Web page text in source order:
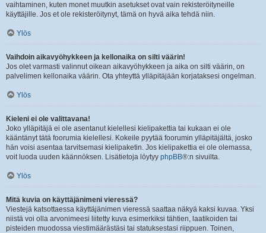
vaihtaminen, kuten monet muutkin asetukset ovat vain rekisteröityneille
käyttäjille. Jos et ole rekisteröitynyt, tämä on hyvä aika tehdä niin.
Ylös
Vaihdoin aikavyöhykkeen ja kellonaika on silti väärin!
Jos olet varmasti valinnut oikean aikavyöhykkeen ja aika on silti väärin, on
palvelimen kellonaika väärin. Ota yhteyttä ylläpitäjään korjataksesi ongelman.
Ylös
Kieleni ei ole valittavana!
Joko ylläpitäjä ei ole asentanut kielellesi kielipakettia tai kukaan ei ole
kääntänyt tätä foorumia kielellesi. Kokeile pyytää foorumin ylläpitäjältä, josko
hän voisi asentaa tarvitsemasi kielipaketin. Jos kielipakettia ei ole olemassa,
voit luoda uuden käännöksen. Lisätietoja löytyy phpBB®:n sivuilta.
Ylös
Mitä kuvia on käyttäjänimeni vieressä?
Viestejä katsottaessa käyttäjänimen vieressä saattaa näkyä kaksi kuvaa. Yksi
niistä voi olla arvonimeesi liitetty kuva esimerkiksi tähtien, laatikoiden tai
pisteiden muodossa viestimäärästäsi tai statuksestasi riippuen. Toinen,